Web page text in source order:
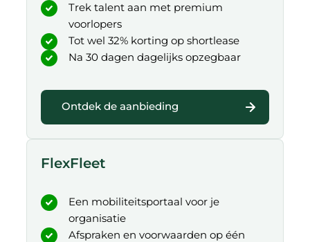
Trek talent aan met premium
voorlopers
Tot wel 32% korting op shortlease
Na 30 dagen dagelijks opzegbaar
Ontdek de aanbieding
FlexFleet
Een mobiliteitsportaal voor je
organisatie
Afspraken en voorwaarden op één